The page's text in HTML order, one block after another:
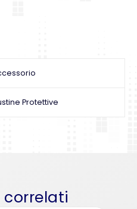
Protettive